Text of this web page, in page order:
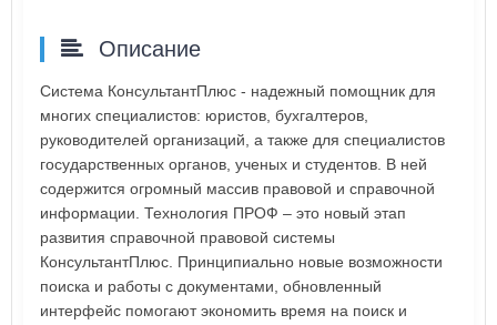
Описание
Система КонсультантПлюс - надежный помощник для
многих специалистов: юристов, бухгалтеров,
руководителей организаций, а также для специалистов
государственных органов, ученых и студентов. В ней
содержится огромный массив правовой и справочной
информации. Технология ПРОФ – это новый этап
развития справочной правовой системы
КонсультантПлюс. Принципиально новые возможности
поиска и работы с документами, обновленный
интерфейс помогают экономить время на поиск и